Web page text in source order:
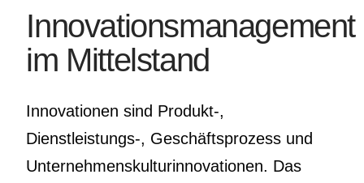
Innovationsmanagement
im Mittelstand
Innovationen sind Produkt-,
Dienstleistungs-, Geschäftsprozess und
Unternehmenskulturinnovationen. Das